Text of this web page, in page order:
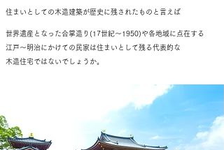
住まいとしての木造建築が歴史に残されたものと言えば
世界遺産となった合掌造り(17世紀～1950)や各地域に点在する
江戸～明治にかけての民家は住まいとして残る代表的な
木造住宅ではないでしょうか。